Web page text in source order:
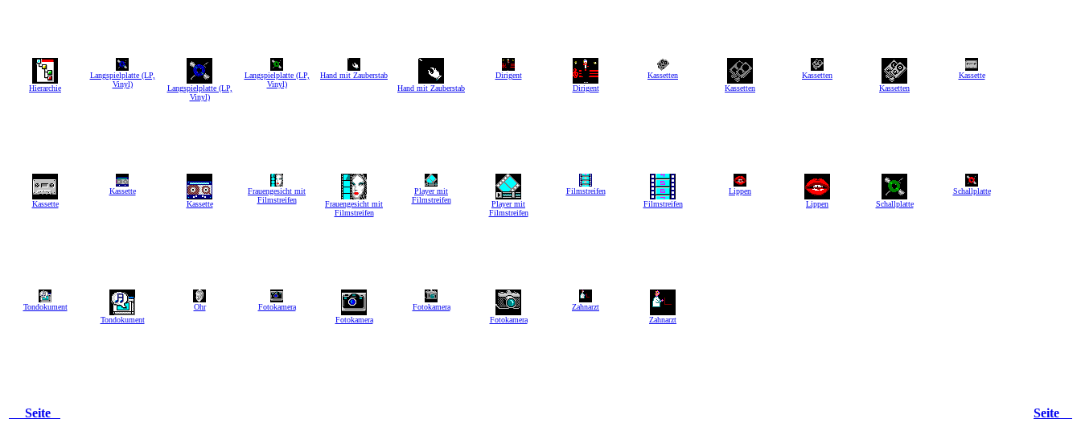
Hierarchie
Langspielplatte (LP,
Vinyl)
Langspielplatte (LP,
Vinyl)
Langspielplatte (LP,
Vinyl)
Hand mit Zauberstab
Hand mit Zauberstab
Dirigent
Dirigent
Kassetten
Kassetten
Kassetten
Kassetten
Kassette
Kassette
Kassette
Kassette
Frauengesicht mit
Filmstreifen
Frauengesicht mit
Filmstreifen
Player mit
Filmstreifen
Player mit
Filmstreifen
Filmstreifen
Filmstreifen
Lippen
Lippen
Schallplatte
Schallplatte
Tondokument
Tondokument
Ohr
Fotokamera
Fotokamera
Fotokamera
Fotokamera
Zahnarzt
Zahnarzt
Seite
Seite